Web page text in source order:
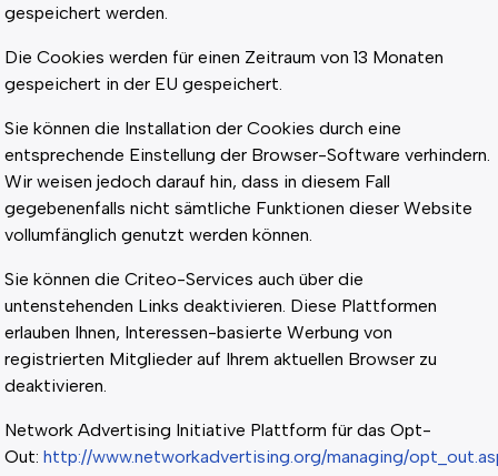
gespeichert werden.
Die Cookies werden für einen Zeitraum von 13 Monaten
gespeichert in der EU gespeichert.
Sie können die Installation der Cookies durch eine
entsprechende Einstellung der Browser-Software verhindern.
Wir weisen jedoch darauf hin, dass in diesem Fall
gegebenenfalls nicht sämtliche Funktionen dieser Website
vollumfänglich genutzt werden können.
Sie können die Criteo-Services auch über die
untenstehenden Links deaktivieren. Diese Plattformen
erlauben Ihnen, Interessen-basierte Werbung von
registrierten Mitglieder auf Ihrem aktuellen Browser zu
deaktivieren.
Network Advertising Initiative Plattform für das Opt-
Out: http://www.networkadvertising.org/managing/